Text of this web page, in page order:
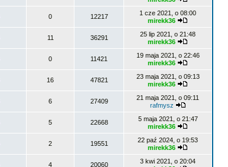
0 12217
1 cze 2021, o 08:00
mirekk36
11 36291
25 lip 2021, o 21:48
mirekk36
0 11421
19 maja 2021, o 22:46
mirekk36
16 47821
23 maja 2021, o 09:13
mirekk36
6 27409
21 maja 2021, o 09:11
rafmysz
5 22668
5 maja 2021, o 21:47
mirekk36
2 19551
22 paź 2024, o 19:53
mirekk36
4 20060
3 kwi 2021, o 20:04